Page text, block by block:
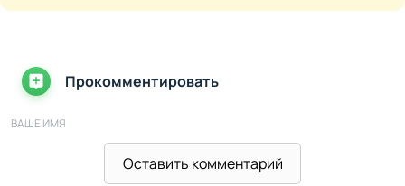
Прокомментировать
ВАШЕ ИМЯ
Оставить комментарий